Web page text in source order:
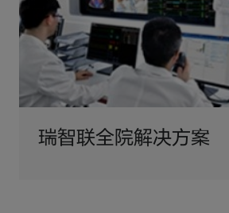
瑞智联全院解决方案